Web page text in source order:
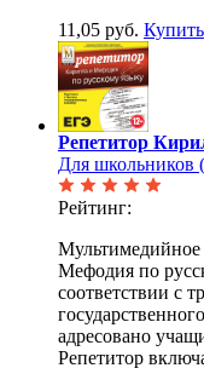
11,05 руб. Купить
Репетитор
Для школьников
Рейтинг:
Мультимедийное
Мефодия по
соответствии с
адресовано
Репетитор